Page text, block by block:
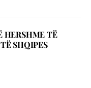
HERSHME TË
SHQIPES